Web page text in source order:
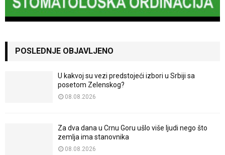
POSLEDNJE OBJAVLJENO
U kakvoj su vezi predstojeći izbori u Srbiji sa
posetom Zelenskog?
08.08.2026
Za dva dana u Crnu Goru ušlo više ljudi nego što
zemlja ima stanovnika
08.08.2026